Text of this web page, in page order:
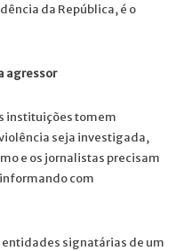
da República, é o
agressor
instituições tomem
seja investigada,
e os jornalistas precisam
com
entidades signatárias de um